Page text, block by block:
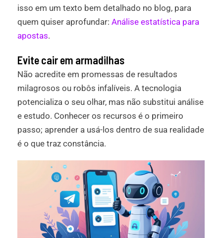
isso em um texto bem detalhado no blog, para
quem quiser aprofundar: Análise estatística para
apostas.
Evite cair em armadilhas
Não acredite em promessas de resultados
milagrosos ou robôs infalíveis. A tecnologia
potencializa o seu olhar, mas não substitui análise
e estudo. Conhecer os recursos é o primeiro
passo; aprender a usá-los dentro de sua realidade
é o que traz constância.